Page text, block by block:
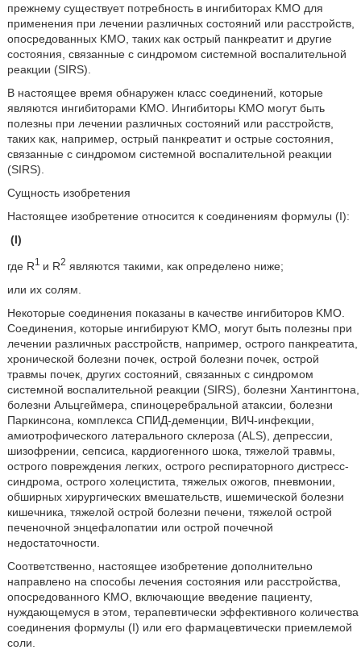
прежнему существует потребность в ингибиторах KMO для
применения при лечении различных состояний или расстройств,
опосредованных KMO, таких как острый панкреатит и другие
состояния, связанные с синдромом системной воспалительной
реакции (SIRS).
В настоящее время обнаружен класс соединений, которые
являются ингибиторами KMO. Ингибиторы KMO могут быть
полезны при лечении различных состояний или расстройств,
таких как, например, острый панкреатит и острые состояния,
связанные с синдромом системной воспалительной реакции
(SIRS).
Сущность изобретения
Настоящее изобретение относится к соединениям формулы (I):
(I)
где R1 и R2 являются такими, как определено ниже;
или их солям.
Некоторые соединения показаны в качестве ингибиторов KMO.
Соединения, которые ингибируют KMO, могут быть полезны при
лечении различных расстройств, например, острого панкреатита,
хронической болезни почек, острой болезни почек, острой
травмы почек, других состояний, связанных с синдромом
системной воспалительной реакции (SIRS), болезни Хантингтона,
болезни Альцгеймера, спиноцеребральной атаксии, болезни
Паркинсона, комплекса СПИД-деменции, ВИЧ-инфекции,
амиотрофического латерального склероза (ALS), депрессии,
шизофрении, сепсиса, кардиогенного шока, тяжелой травмы,
острого повреждения легких, острого респираторного дистресс-
синдрома, острого холецистита, тяжелых ожогов, пневмонии,
обширных хирургических вмешательств, ишемической болезни
кишечника, тяжелой острой болезни печени, тяжелой острой
печеночной энцефалопатии или острой почечной
недостаточности.
Соответственно, настоящее изобретение дополнительно
направлено на способы лечения состояния или расстройства,
опосредованного KMO, включающие введение пациенту,
нуждающемуся в этом, терапевтически эффективного количества
соединения формулы (I) или его фармацевтически приемлемой
соли.